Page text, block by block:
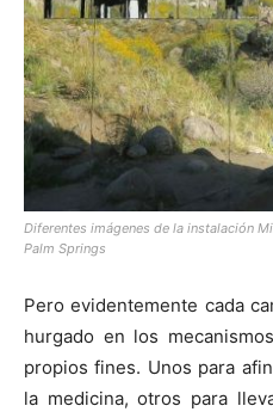
Diferentes imágenes de la instalación
Palm Springs
Pero evidentemente cada
hurgado en los
propios fines. Unos para
la medicina, otros para